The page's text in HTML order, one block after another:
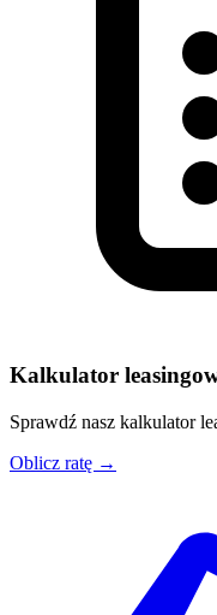
Kalkulator
Sprawdź nasz kalkulator
Oblicz ratę →